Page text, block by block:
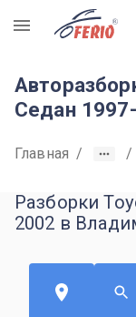
R
Седан
Главная / /
Разборки
2002 в